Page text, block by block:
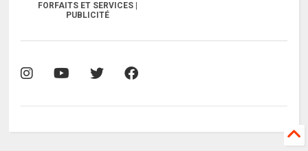
FORFAITS ET SERVICES |
PUBLICITÉ